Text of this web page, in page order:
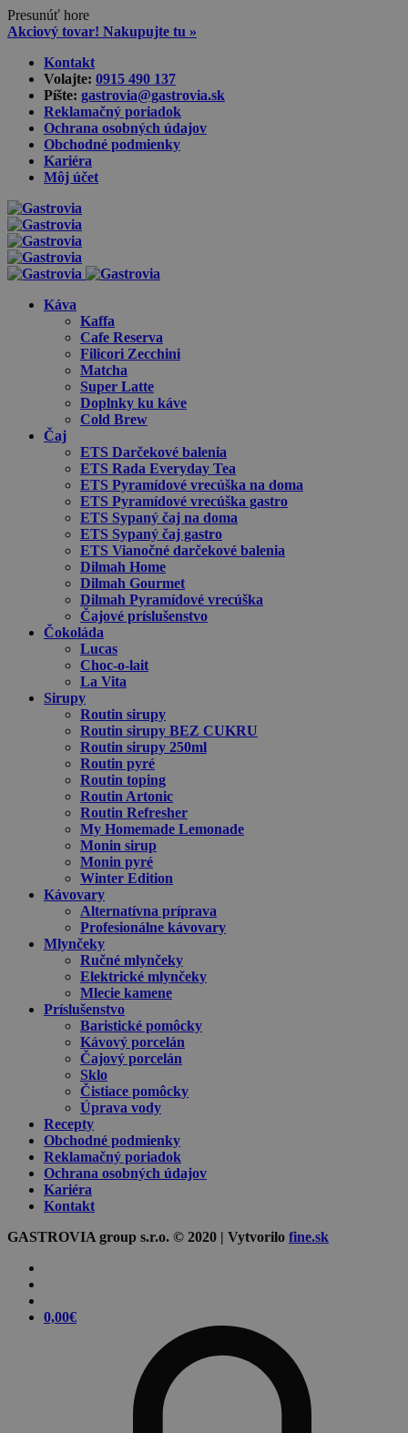
Presunúť hore
Akciový tovar! Nakupujte tu »
content
Kontakt
Volajte: 0915 490 137‬
Píšte: gastrovia@gastrovia.sk‬
Reklamačný poriadok
Ochrana osobných údajov
Obchodné podmienky
Kariéra
Môj účet
Káva
Kaffa
Cafe Reserva
Filicori Zecchini
Matcha
Super Latte
Doplnky ku káve
Cold Brew
Čaj
ETS Darčekové balenia
ETS Rada Everyday Tea
ETS Pyramídové vrecúška na doma
ETS Pyramídové vrecúška gastro
ETS Sypaný čaj na doma
ETS Sypaný čaj gastro
ETS Vianočné darčekové balenia
Dilmah Home
Dilmah Gourmet
Dilmah Pyramídové vrecúška
Čajové príslušenstvo
Čokoláda
Lucas
Choc-o-lait
La Vita
Sirupy
Routin sirupy
Routin sirupy BEZ CUKRU
Routin sirupy 250ml
Routin pyré
Routin toping
Routin Artonic
Routin Refresher
My Homemade Lemonade
Monin sirup
Monin pyré
Winter Edition
Kávovary
Alternatívna príprava
Profesionálne kávovary
Mlynčeky
Ručné mlynčeky
Elektrické mlynčeky
Mlecie kamene
Príslušenstvo
Baristické pomôcky
Kávový porcelán
Čajový porcelán
Sklo
Čistiace pomôcky
Úprava vody
Recepty
Obchodné podmienky
Reklamačný poriadok
Ochrana osobných údajov
Kariéra
Kontakt
GASTROVIA group s.r.o. © 2020 | Vytvorilo fine.sk
0,00€